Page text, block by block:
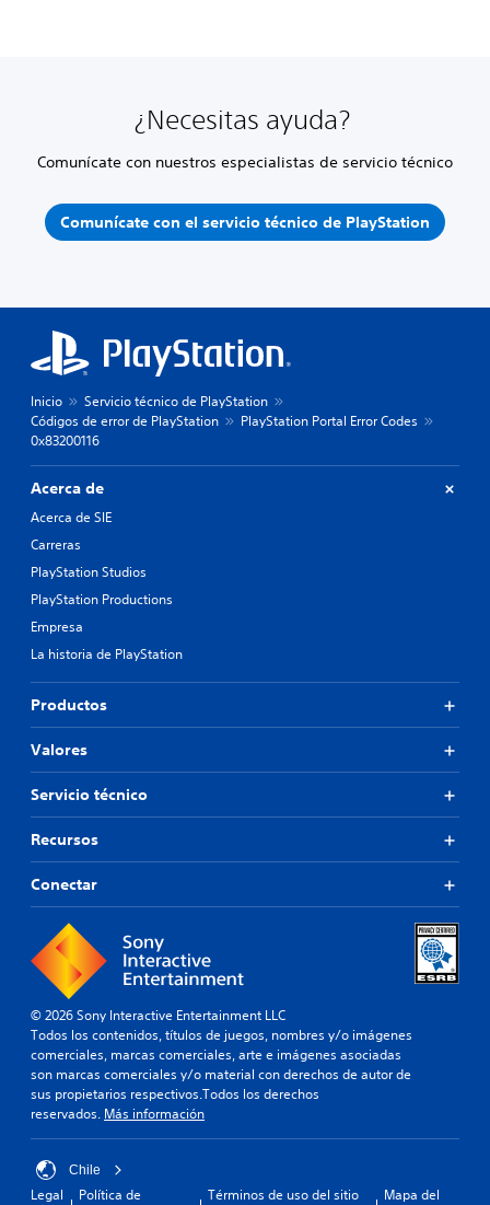
¿Necesitas ayuda?
Comunícate con nuestros especialistas de servicio técnico
Comunícate con el servicio técnico de PlayStation
Inicio
Servicio técnico de PlayStation
Códigos de error de PlayStation
PlayStation Portal Error Codes
0x83200116
Acerca de
Acerca de SIE
Carreras
PlayStation Studios
PlayStation Productions
Empresa
La historia de PlayStation
Productos
Valores
Servicio técnico
Recursos
Conectar
© 2026 Sony Interactive Entertainment LLC
Todos los contenidos, títulos de juegos, nombres y/o imágenes
comerciales, marcas comerciales, arte e imágenes asociadas
son marcas comerciales y/o material con derechos de autor de
sus propietarios respectivos.Todos los derechos
reservados. Más información
Chile
Legal Política de Términos de uso del sitio Mapa del